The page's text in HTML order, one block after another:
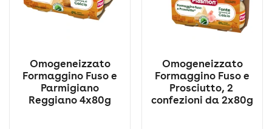
Omogeneizzato
Formaggino Fuso e
Parmigiano
Reggiano 4x80g
Omogeneizzato
Formaggino Fuso e
Prosciutto, 2
confezioni da 2x80g